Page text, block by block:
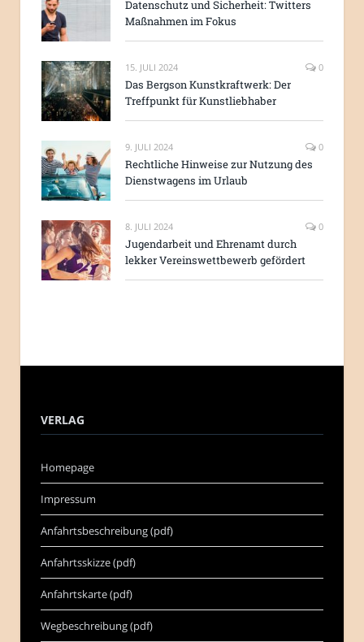
Datenschutz und Sicherheit: Twitters
Maßnahmen im Fokus
15. JULI 2024 0
Das Bergson Kunstkraftwerk: Der
Treffpunkt für Kunstliebhaber
9. JULI 2024 0
Rechtliche Hinweise zur Nutzung des
Dienstwagens im Urlaub
8. JULI 2024 0
Jugendarbeit und Ehrenamt durch
lekker Vereinswettbewerb gefördert
VERLAG
Homepage
Impressum
Anfahrtsbeschreibung (pdf)
Anfahrtsskizze (pdf)
Anfahrtskarte (pdf)
Wegbeschreibung (pdf)